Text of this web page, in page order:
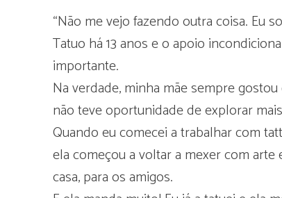
“Não me vejo fazendo outra coisa. Eu
Tatuo há 13 anos e o apoio
importante.
Na verdade, minha mãe sempre
não teve oportunidade de explorar
Quando eu comecei a trabalhar com
ela começou a voltar a mexer com
casa, para os amigos.